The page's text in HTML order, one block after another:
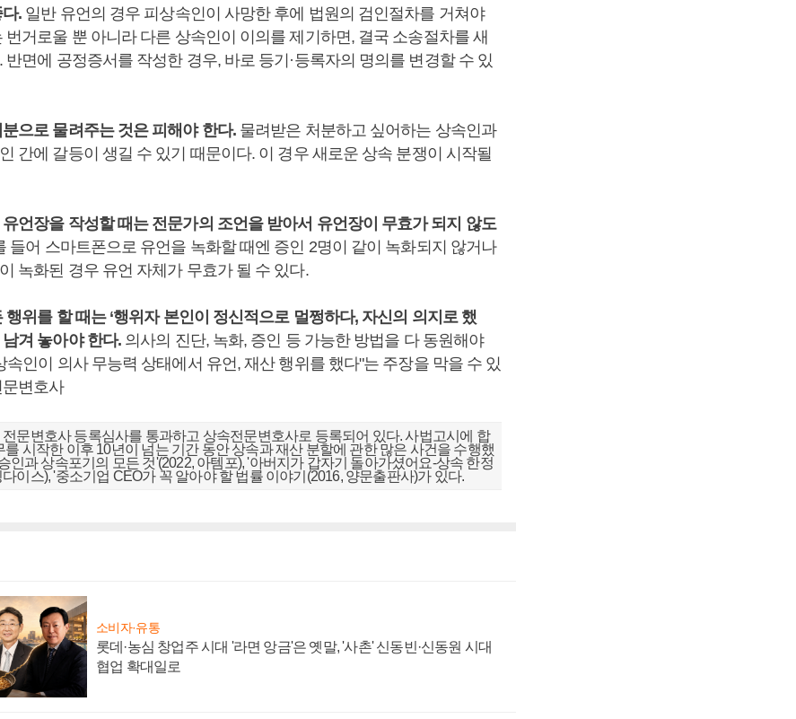
. 일반 유언의 경우 피상속인이 사망한 후에 법원의 검인절차를 거쳐야
번거로울 뿐 아니라 다른 상속인이 이의를 제기하면, 결국 소송절차를 새
반면에 공정증서를 작성한 경우, 바로 등기·등록자의 명의를 변경할 수 있
으로 물려주는 것은 피해야 한다. 물려받은 처분하고 싶어하는 상속인과
간에 갈등이 생길 수 있기 때문이다. 이 경우 새로운 상속 분쟁이 시작될
언장을 작성할 때는 전문가의 조언을 받아서 유언장이 무효가 되지 않도
들어 스마트폰으로 유언을 녹화할 때엔 증인 2명이 같이 녹화되지 않거나
녹화된 경우 유언 자체가 무효가 될 수 있다.
행위를 할 때는 ‘행위자 본인이 정신적으로 멀쩡하다, 자신의 의지로 했
겨 놓아야 한다. 의사의 진단, 녹화, 증인 등 가능한 방법을 다 동원해야
속인이 의사 무능력 상태에서 유언, 재산 행위를 했다"는 주장을 막을 수 있
변호사
문변호사 등록심사를 통과하고 상속전문변호사로 등록되어 있다. 사법고시에 합
를 시작한 이후 10년이 넘는 기간 동안 상속과 재산 분할에 관한 많은 사건을 수행했
인과 상속포기의 모든 것'(2022, 아템포), '아버지가 갑자기 돌아가셨어요-상속 한정
다이스), '중소기업 CEO가 꼭 알아야 할 법률 이야기(2016, 양문출판사)가 있다.
소비자·유통
롯데·농심 창업주 시대 '라면 앙금'은 옛말, '사촌' 신동빈·신동원 시대
협업 확대일로